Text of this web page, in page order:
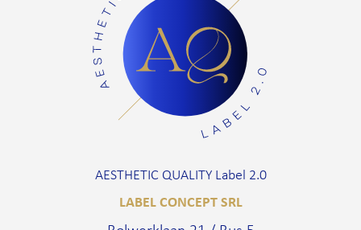
AESTHETIC QUALITY Label 2.0
LABEL CONCEPT SRL